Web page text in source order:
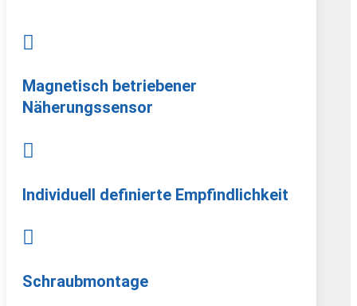

Magnetisch betriebener
Näherungssensor

Individuell definierte Empfindlichkeit

Schraubmontage